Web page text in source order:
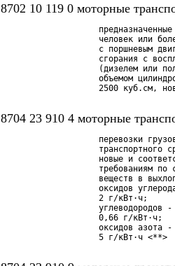
8702 10 119 0 моторные
человек или
с поршневым
сгорания с
(дизелем или
объемом
8704 23 910 4 моторные
перевозки
транспортного
новые и
требованиям по
веществ в
оксидов
                    2 г/кВт·ч;
углеводородов -
                    0,66 г/кВт·ч;
оксидов азота -